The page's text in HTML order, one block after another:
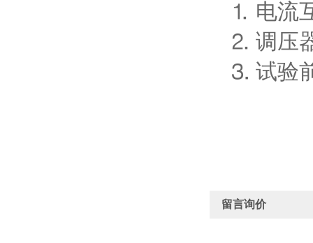
⒈ 电流
⒉ 调压
⒊ 试验
留言询价